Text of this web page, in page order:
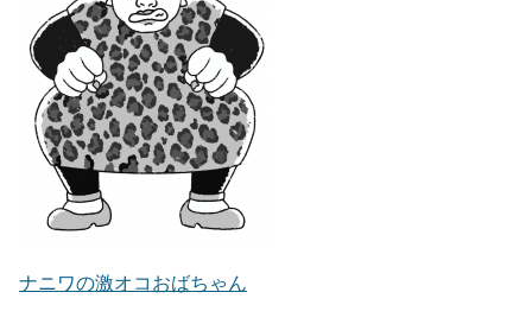
ナニワの激オコおばちゃん